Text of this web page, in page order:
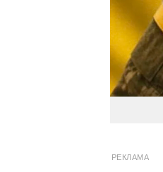
РЕКЛАМА